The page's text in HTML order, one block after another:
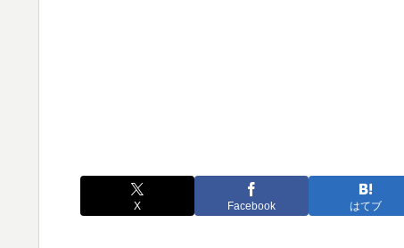
X Facebook はてブ